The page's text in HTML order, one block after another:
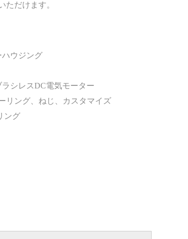
ただけます。
ハウジング
シレスDC電気モーター
リング、ねじ、カスタマイズ
ング